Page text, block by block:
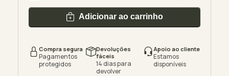
Adicionar ao carrinho
Compra segura
Pagamentos
protegidos
Devoluções
fáceis
14 dias para
devolver
Apoio ao cliente
Estamos
disponíveis